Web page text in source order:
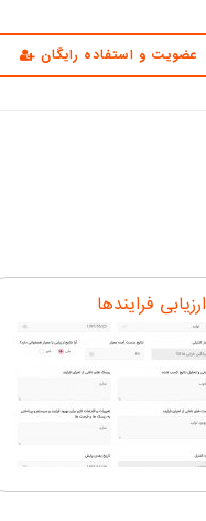
عضویت و استفاده رایگان
ارزیابی فرایندها